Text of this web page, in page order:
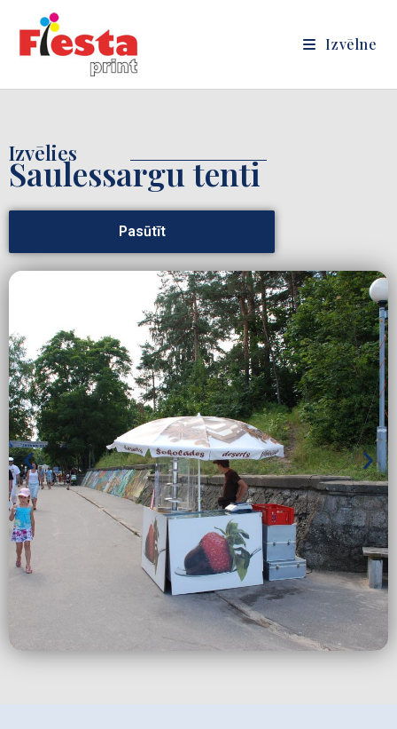
Izvēlne
Izvēlies
Saulessargu tenti
Pasūtīt